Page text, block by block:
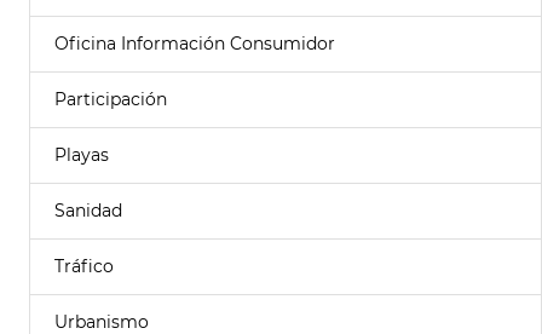
Oficina Información Consumidor
Participación
Playas
Sanidad
Tráfico
Urbanismo